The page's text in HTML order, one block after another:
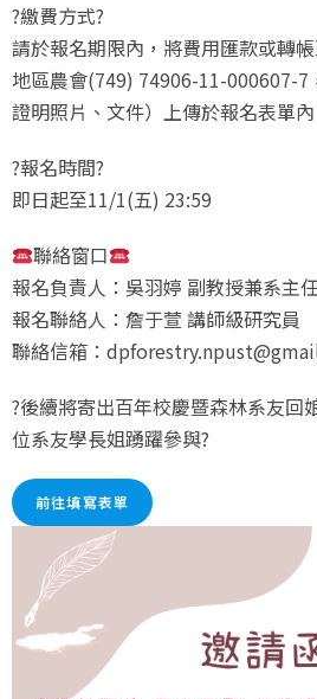
?繳費方式?
請於報名期限內，將費用匯款或轉
地區農會(749) 74906-11-000607-7
證明照片、文件）上傳於報名表單內
?️報名時間?️
即日起至11/1(五) 23:59
聯絡窗口
報名負責人：吳羽婷 副教授兼系主
報名聯絡人：詹于萱 講師級研究員
聯絡信箱：
?後續將寄出百年校慶暨森林系友回
位系友學長姐踴躍參與?
前往填寫表單